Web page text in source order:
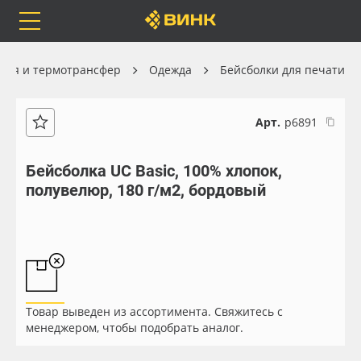
Orafol
Оплата
Рулонные материалы
Чернила
и термотрансфер Одежда Бейсболки для печати
Арт. р6891
Бейсболка UC Basic, 100% хлопок,
полувелюр, 180 г/м2, бордовый
Товар выведен из ассортимента. Свяжитесь с
менеджером, чтобы подобрать аналог.